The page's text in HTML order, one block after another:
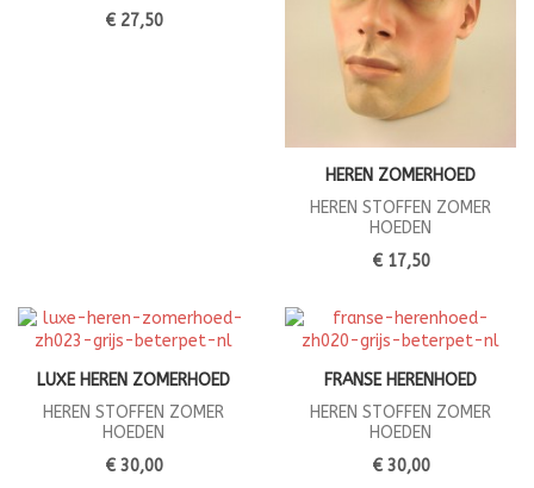
€ 27,50
HEREN ZOMERHOED
HEREN STOFFEN ZOMER
HOEDEN
€ 17,50
LUXE HEREN ZOMERHOED
HEREN STOFFEN ZOMER
HOEDEN
€ 30,00
FRANSE HERENHOED
HEREN STOFFEN ZOMER
HOEDEN
€ 30,00